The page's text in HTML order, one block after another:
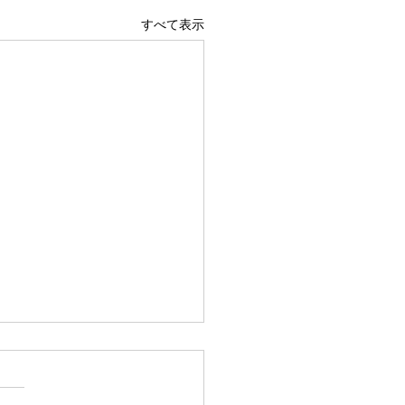
すべて表示
島駅前店 1階 吹き抜け